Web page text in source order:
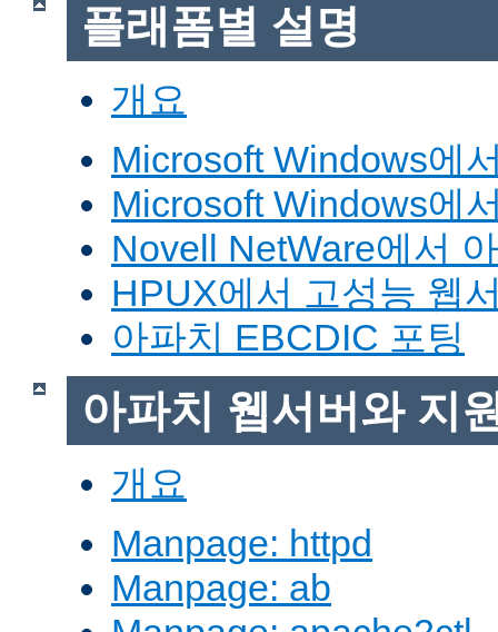
플래폼별 설명
개요
Microsoft Windows에
Microsoft Windows에
Novell NetWare에서
HPUX에서 고성능 웹
아파치 EBCDIC 포팅
아파치 웹서버와 지
개요
Manpage: httpd
Manpage: ab